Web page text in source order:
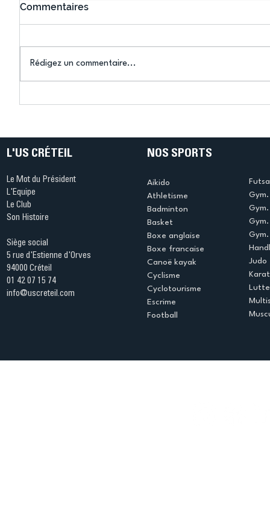
Commentaires
Rédigez un commentaire...
L'US CRÉTEIL
Le Mot du Président
L'Equipe
Le Club
Son Histoire
Siège social
5 rue d'Estienne d'Orves
94000 Créteil
01 42 07 15 74
info@uscreteil.com
NOS SPORTS
Aikido
Athletisme
Badminton
Basket
Boxe anglaise
Boxe francaise
Canoë kayak
Cyclisme
Cyclotourisme
Escrime
Football
Judo
Lutte